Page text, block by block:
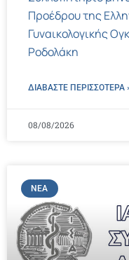
Προέδρου της
Γυναικολογικής
Ροδολάκη
ΔΙΑΒΑΣΤΕ ΠΕΡΙΣΣΌΤΕΡΑ
08/08/2026
ΝΈΑ